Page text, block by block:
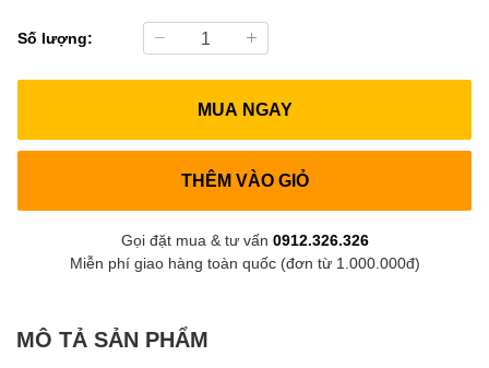
Số lượng:
MUA NGAY
THÊM VÀO GIỎ
Gọi đặt mua & tư vấn 0912.326.326
Miễn phí giao hàng toàn quốc (đơn từ 1.000.000đ)
MÔ TẢ SẢN PHẨM